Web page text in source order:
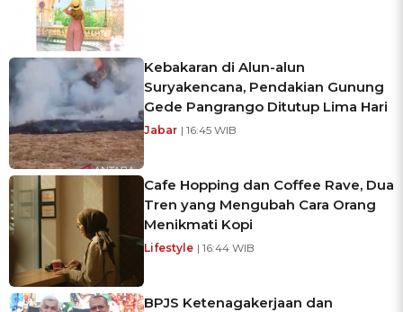
Kebakaran di Alun-alun
Suryakencana, Pendakian Gunung
Gede Pangrango Ditutup Lima Hari
Jabar | 16:45 WIB
Cafe Hopping dan Coffee Rave, Dua
Tren yang Mengubah Cara Orang
Menikmati Kopi
Lifestyle | 16:44 WIB
BPJS Ketenagakerjaan dan